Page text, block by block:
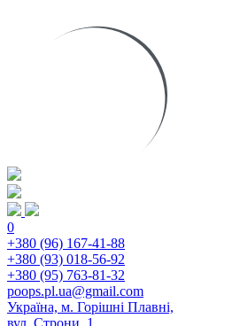
0
+380 (96) 167-41-88
+380 (93) 018-56-92
+380 (95) 763-81-32
poops.pl.ua@gmail.com
Україна, м. Горішні Плавні,
вул. Строни, 1